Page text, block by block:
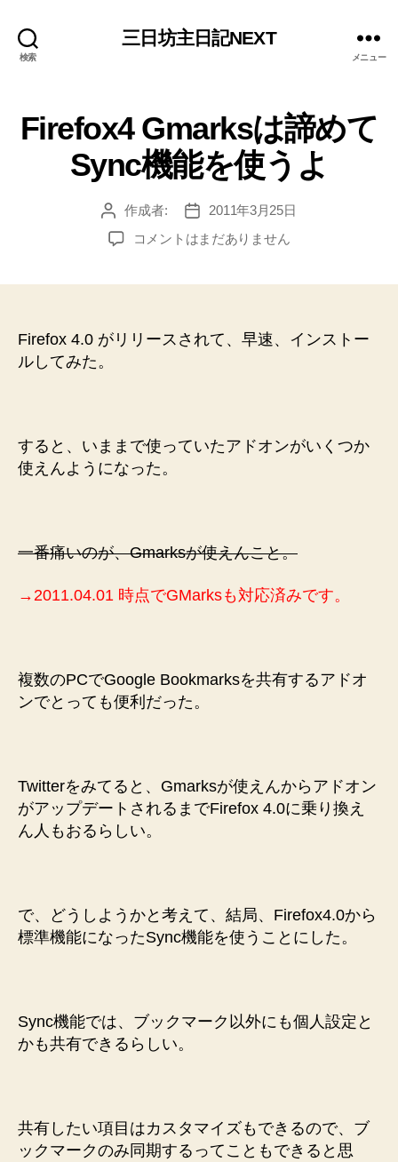
検索
三日坊主日記NEXT
メニュー
Firefox4 Gmarksは諦めて
Sync機能を使うよ
投
稿
者
作成者:
投
稿
日
2011年3月25日
Firefox4
て
う
よ
コメントはまだありません
Firefox 4.0 がリリースされて、早速、インストー
ルしてみた。
すると、いままで使っていたアドオンがいくつか
使えんようになった。
一番痛いのが、Gmarksが使えんこと。
→2011.04.01 時点でGMarksも対応済みです。
複数のPCでGoogle Bookmarksを共有するアドオ
ンでとっても便利だった。
Twitterをみてると、Gmarksが使えんからアドオン
がアップデートされるまでFirefox 4.0に乗り換え
ん人もおるらしい。
で、どうしようかと考えて、結局、Firefox4.0から
標準機能になったSync機能を使うことにした。
Sync機能では、ブックマーク以外にも個人設定と
かも共有できるらしい。
共有したい項目はカスタマイズもできるので、ブ
ックマークのみ同期するってこともできると思